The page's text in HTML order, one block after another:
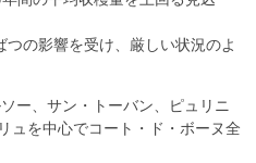
の影響を受け、厳しい状況のよ
ー、サン・トーバン、ピュリニ
ュを中心でコート・ド・ボーヌ全